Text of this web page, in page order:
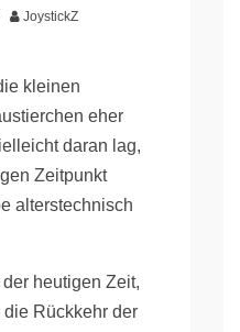
JoystickZ
kleinen
eher
daran lag,
Zeitpunkt
alterstechnisch
heutigen Zeit,
Rückkehr der